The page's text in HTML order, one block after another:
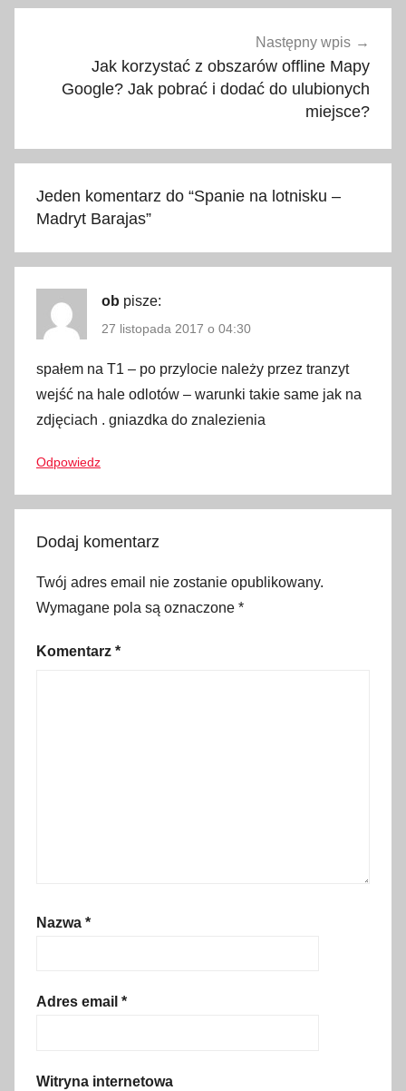
a
z
d
h
i
s
p
n
i
,
l
t
Następny wpis
Jak korzystać z obszarów offline Mapy
Google? Jak pobrać i dodać do ulubionych
miejsce?
Jeden komentarz do “Spanie na lotnisku –
Madryt Barajas”
ob pisze:
27 listopada 2017 o 04:30
spałem na T1 – po przylocie należy przez tranzyt
wejść na hale odlotów – warunki takie same jak na
zdjęciach . gniazdka do znalezienia
Odpowiedz
Dodaj komentarz
Twój adres email nie zostanie opublikowany.
Wymagane pola są oznaczone *
Komentarz *
Nazwa *
Adres email *
Witryna internetowa